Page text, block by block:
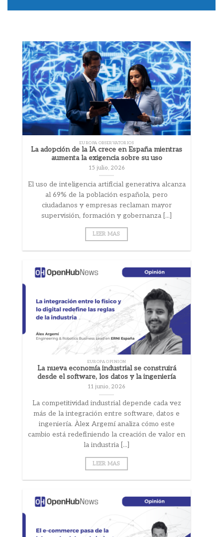
EUROPA OBSERVATORIOS
La adopción de la IA crece en España mientras
aumenta la exigencia sobre su uso
15 julio, 2026
El uso de inteligencia artificial generativa alcanza
al 69% de la población española, pero
ciudadanos y empresas reclaman mayor
supervisión, formación y gobernanza [...]
LEER MAS
EUROPA OPINION
La nueva economía industrial se construirá
desde el software, los datos y la ingeniería
11 junio, 2026
La competitividad industrial depende cada vez
más de la integración entre software, datos e
ingeniería. Àlex Argemí analiza cómo este
cambio está redefiniendo la creación de valor en
la industria [...]
LEER MAS